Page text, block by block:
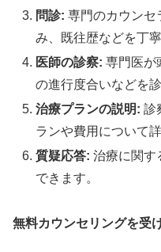
問診: 専門のカウンセ
み、既往歴などを丁
医師の診察: 専門医が
の進行度合いなどを診
治療プランの説明: 診
ランや費用について
質疑応答: 治療に関す
できます。
無料カウンセリングを受